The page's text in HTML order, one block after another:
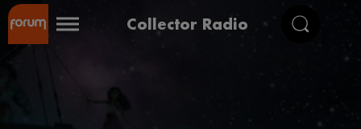
Collector Radio